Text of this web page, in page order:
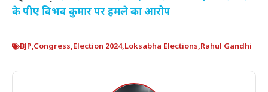
के पीए विभव कुमार पर हमले का आरोप
BJP,Congress,Election 2024,Loksabha Elections,Rahul Gandhi